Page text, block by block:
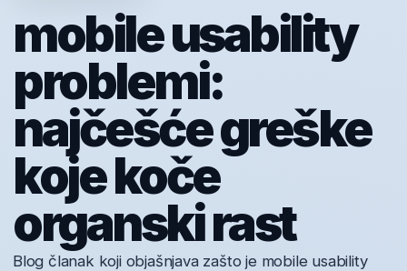
mobile usability
problemi:
najčešće greške
koje koče
organski rast
Blog članak koji objašnjava zašto je mobile usability